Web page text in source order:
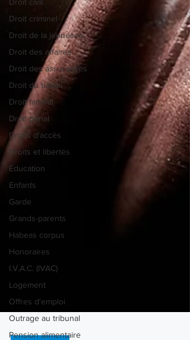
Droit criminel
Droit de la jeunesse
Droit des affaires
Droit des assurances
Droit du travail
Droit familial
Droit pénal
Droits d'accès
Droits et libertés
Éducation
Enfants
Garde
Grands-parents
Habeas corpus
Honoraires
I.V.A.C. (IVAC)
Logement
Offres d'emploi
Outrage au tribunal
Pension alimentaire